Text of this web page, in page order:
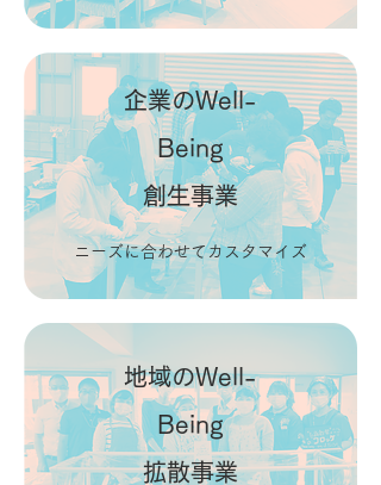
​ニーズに合わせてカスタマイズ
企業のWell-
Being
創生事業
​地域のWell-
Being
拡散事業